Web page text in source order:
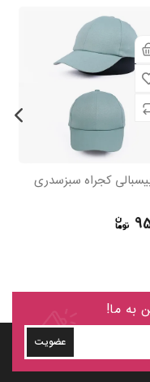
کجراه سبزسدری
به ما!
عضویت